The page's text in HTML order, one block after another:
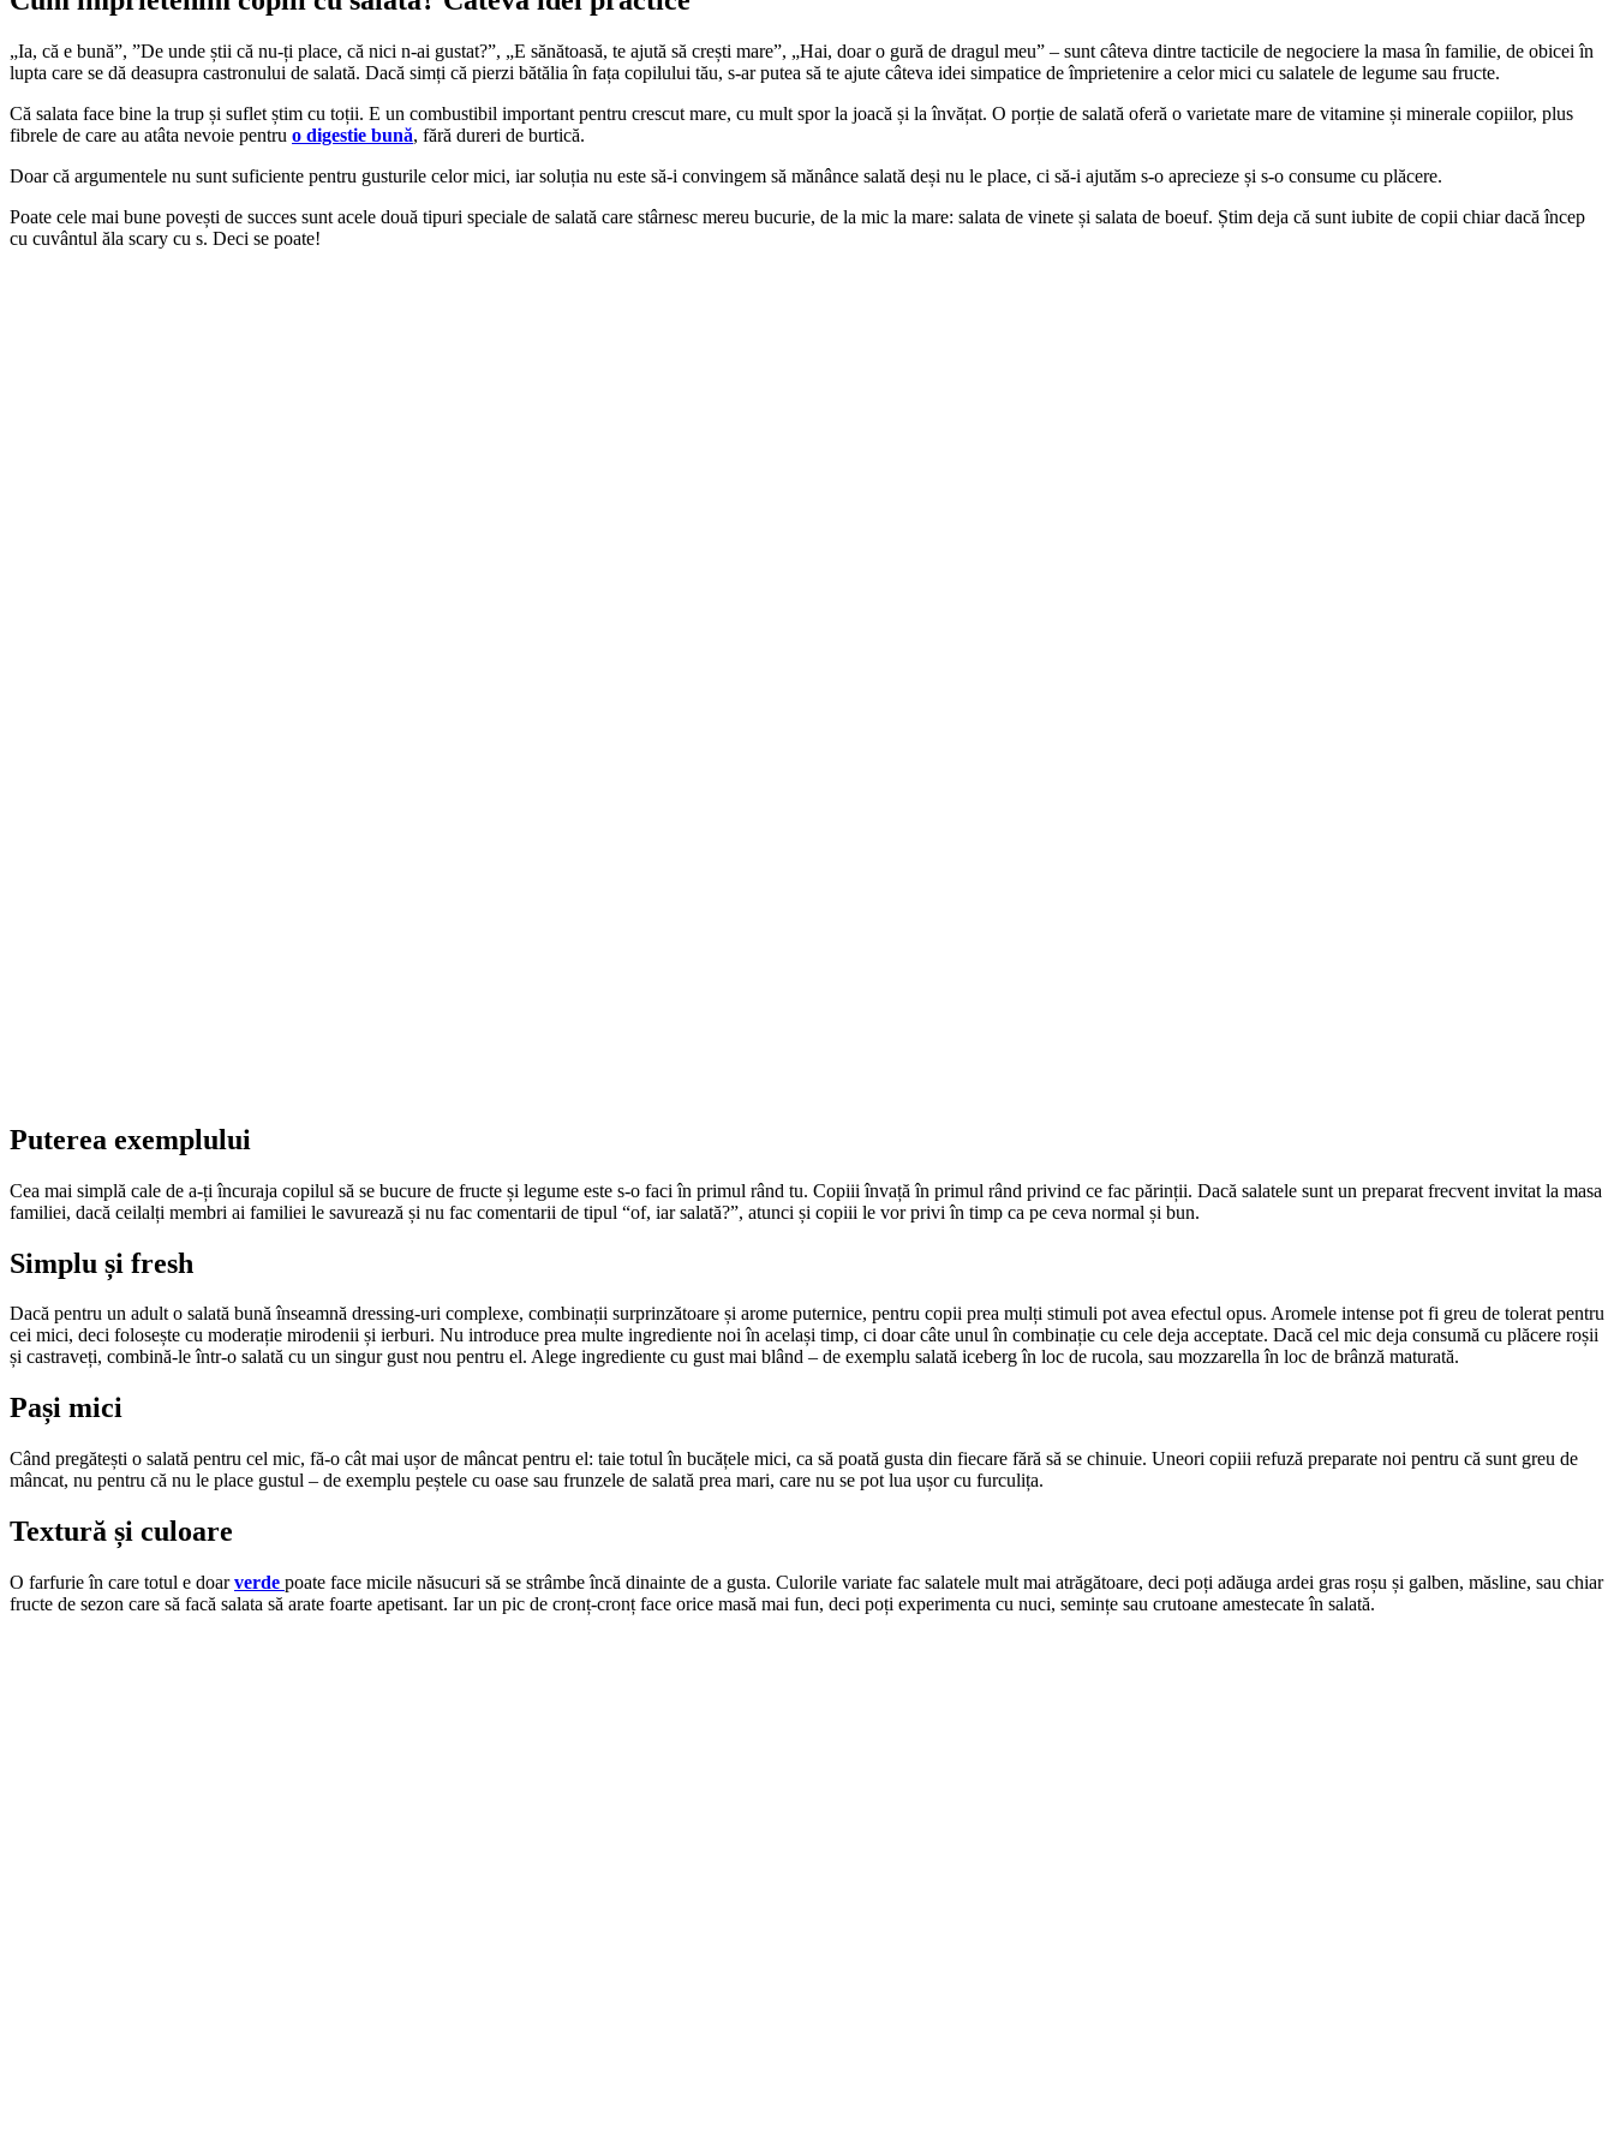
„Ia, că e bună”, ”De unde știi că nu-ți place, că nici n-ai gustat?”, „E sănătoasă, te ajută să crești mare”, „Hai, doar o gură de dragul meu” – sunt câteva dintre tacticile de negociere la masa în familie, de obicei în
lupta care se dă deasupra castronului de salată. Dacă simți că pierzi bătălia în fața copilului tău, s-ar putea să te ajute câteva idei simpatice de împrietenire a celor mici cu salatele de legume sau fructe.
Că salata face bine la trup și suflet știm cu toții. E un combustibil important pentru crescut mare, cu mult spor la joacă și la învățat. O porție de salată oferă o varietate mare de vitamine și minerale copiilor, plus
fibrele de care au atâta nevoie pentru o digestie bună, fără dureri de burtică.
Doar că argumentele nu sunt suficiente pentru gusturile celor mici, iar soluția nu este să-i convingem să mănânce salată deși nu le place, ci să-i ajutăm s-o aprecieze și s-o consume cu plăcere.
Poate cele mai bune povești de succes sunt acele două tipuri speciale de salată care stârnesc mereu bucurie, de la mic la mare: salata de vinete și salata de boeuf. Știm deja că sunt iubite de copii chiar dacă încep
cu cuvântul ăla scary cu s. Deci se poate!
Puterea exemplului
Cea mai simplă cale de a-ți încuraja copilul să se bucure de fructe și legume este s-o faci în primul rând tu. Copiii învață în primul rând privind ce fac părinții. Dacă salatele sunt un preparat frecvent invitat la masa
familiei, dacă ceilalți membri ai familiei le savurează și nu fac comentarii de tipul “of, iar salată?”, atunci și copiii le vor privi în timp ca pe ceva normal și bun.
Simplu și fresh
Dacă pentru un adult o salată bună înseamnă dressing-uri complexe, combinații surprinzătoare și arome puternice, pentru copii prea mulți stimuli pot avea efectul opus. Aromele intense pot fi greu de tolerat pentru
cei mici, deci folosește cu moderație mirodenii și ierburi. Nu introduce prea multe ingrediente noi în același timp, ci doar câte unul în combinație cu cele deja acceptate. Dacă cel mic deja consumă cu plăcere roșii
și castraveți, combină-le într-o salată cu un singur gust nou pentru el. Alege ingrediente cu gust mai blând – de exemplu salată iceberg în loc de rucola, sau mozzarella în loc de brânză maturată.
Pași mici
Când pregătești o salată pentru cel mic, fă-o cât mai ușor de mâncat pentru el: taie totul în bucățele mici, ca să poată gusta din fiecare fără să se chinuie. Uneori copiii refuză preparate noi pentru că sunt greu de
mâncat, nu pentru că nu le place gustul – de exemplu peștele cu oase sau frunzele de salată prea mari, care nu se pot lua ușor cu furculița.
Textură și culoare
O farfurie în care totul e doarverde poate face micile năsucuri să se strâmbe încă dinainte de a gusta. Culorile variate fac salatele mult mai atrăgătoare, deci poți adăuga ardei gras roșu și galben, măsline, sau chiar
fructe de sezon care să facă salata să arate foarte apetisant. Iar un pic de cronț-cronț face orice masă mai fun, deci poți experimenta cu nuci, semințe sau crutoane amestecate în salată.